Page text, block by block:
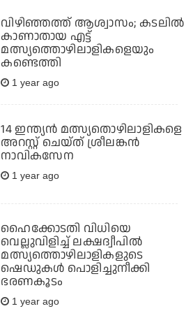
വിഴിഞ്ഞത്ത് ആശ്വാസം; കടലില്‍
കാണാതായ എട്ട്
മത്സ്യത്തൊഴിലാളികളെയും
കണ്ടെത്തി
1 year ago
14 ഇന്ത്യന്‍ മത്സ്യതൊഴിലാളികളെ
അറസ്റ്റ് ചെയ്ത് ശ്രീലങ്കന്‍
നാവികസേന
1 year ago
ഹൈക്കോടതി വിധിയെ
വെല്ലുവിളിച്ച് ലക്ഷദ്വീപില്‍
മത്സ്യത്തൊഴിലാളികളുടെ
ഷെഡുകള്‍ പൊളിച്ചുനീക്കി
ഭരണകൂടം
1 year ago